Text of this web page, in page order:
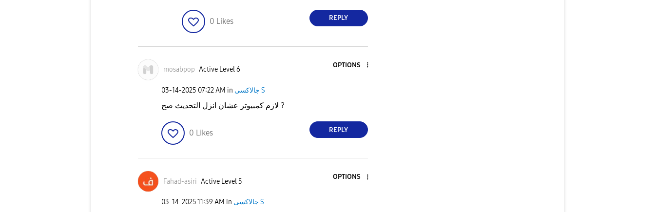
0 Likes REPLY
mosabpop Active Level 6
OPTIONS
‎03-14-2025 07:22 AM in جالاكسى S
لازم كمبيوتر عشان انزل التحديث صح ?
0 Likes REPLY
Fahad-asiri Active Level 5
OPTIONS
‎03-14-202511:39 AM in جالاكسى S